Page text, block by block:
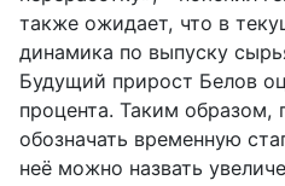
также ожидает, что в
динамика по выпуску
Будущий прирост Белов
процента. Таким образом,
обозначать временную
неё можно назвать